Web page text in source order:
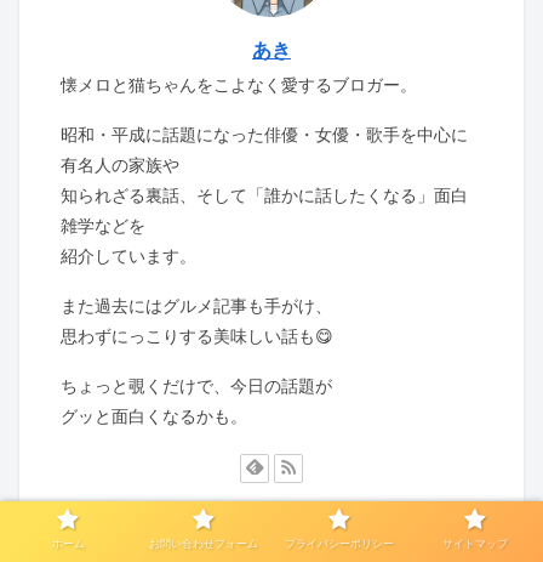
あき
懐メロと猫ちゃんをこよなく愛するブロガー。
昭和・平成に話題になった俳優・女優・歌手を中心に
有名人の家族や
知られざる裏話、そして「誰かに話したくなる」面白
雑学などを
紹介しています。
また過去にはグルメ記事も手がけ、
思わずにっこりする美味しい話も😋
ちょっと覗くだけで、今日の話題が
グッと面白くなるかも。
ホーム お問い合わせフォーム プライバシーポリシー サイトマップ